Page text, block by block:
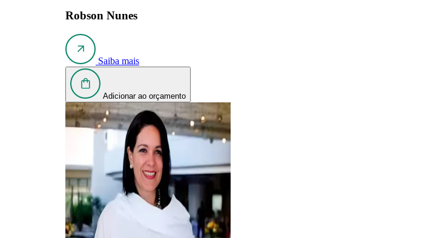
Robson Nunes
Saiba mais
Adicionar ao orçamento